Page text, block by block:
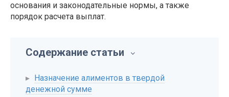
основания и законодательные нормы, а также
порядок расчета выплат.
Содержание статьи
Назначение алиментов в твердой
денежной сумме